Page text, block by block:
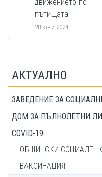
пътищата
28 юни 2024
АКТУАЛНО
ЗАВЕДЕНИЕ ЗА
ДОМ ЗА ПЪЛНОЛЕТНИ
COVID-19
ОБЩИНСКИ СОЦИАЛЕН
ВАКСИНАЦИЯ